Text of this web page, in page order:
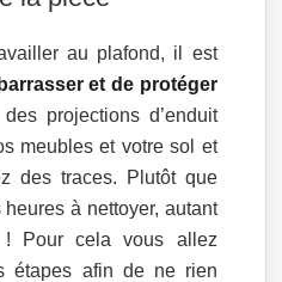
au plafond, il est
et de protéger
projections d’enduit
meubles et votre sol et
des traces. Plutôt que
à nettoyer, autant
! Pour cela vous allez
étapes afin de ne rien